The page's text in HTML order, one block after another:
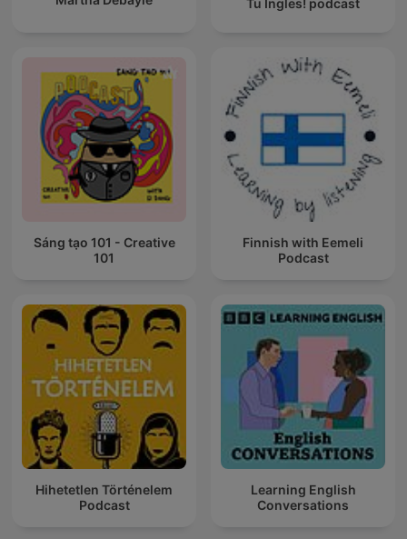
Sáng tạo 101 - Creative
101
Finnish with Eemeli
Podcast
Hihetetlen Történelem
Podcast
Learning English
Conversations